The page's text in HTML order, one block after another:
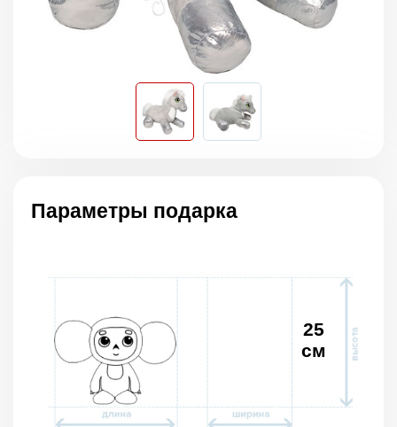
Параметры подарка
25
см